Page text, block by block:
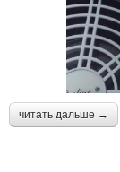
читать дальше →